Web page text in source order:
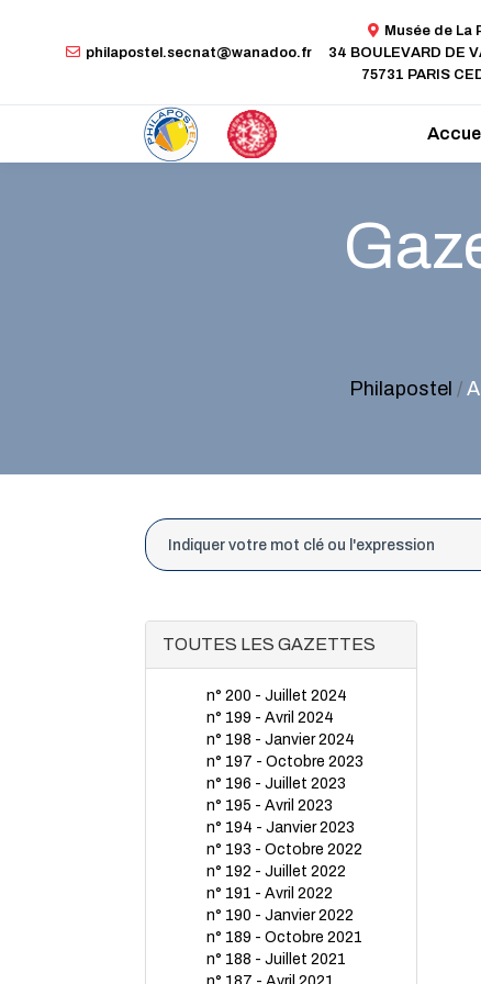
philapostel.secnat@wanadoo.fr
Musée de La
34 BOULEVARD DE
75731 PARIS
Philapostel /
TOUTES LES GAZETTES
n° 200 - Juillet 2024
n° 199 - Avril 2024
n° 198 - Janvier 2024
n° 197 - Octobre 2023
n° 196 - Juillet 2023
n° 195 - Avril 2023
n° 194 - Janvier 2023
n° 193 - Octobre 2022
n° 192 - Juillet 2022
n° 191 - Avril 2022
n° 190 - Janvier 2022
n° 189 - Octobre 2021
n° 188 - Juillet 2021